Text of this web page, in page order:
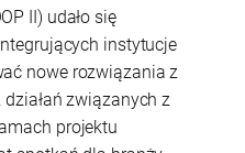
II) udało się
instytucje
nowe rozwiązania z
związanych z
projektu